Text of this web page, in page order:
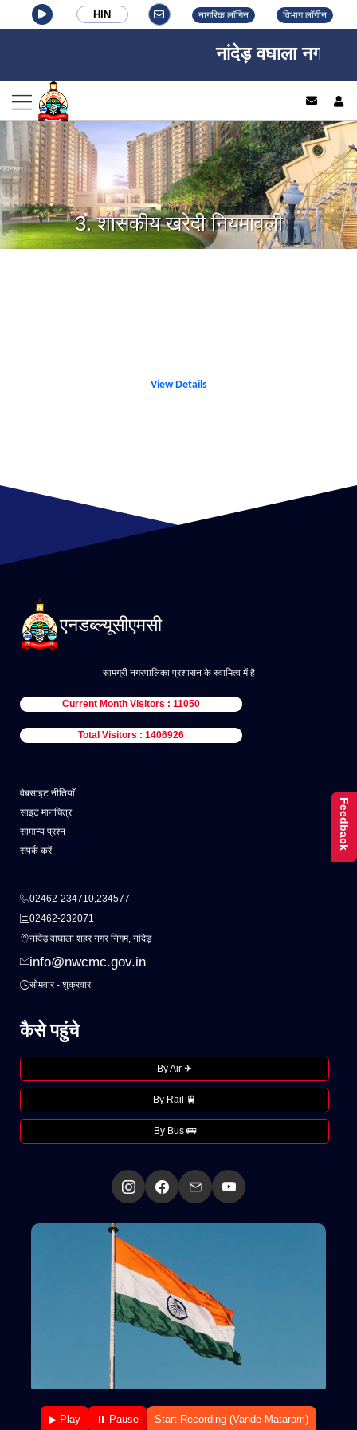
HIN नागरिक लॉगिन विभाग लॉगीन
नांदेड़ वघाला नगर
3. शासकीय खरेदी नियमावली
View Details
एनडब्ल्यूसीएमसी
सामग्री नगरपालिका प्रशासन के स्वामित्व में है
Current Month Visitors : 11050
Total Visitors : 1406926
वेबसाइट नीतियाँ
साइट मानचित्र
सामान्य प्रश्न
संपर्क करें
02462-234710,234577
02462-232071
नांदेड़ वाघाला शहर नगर निगम, नांदेड़
info@nwcmc.gov.in
सोमवार - शुक्रवार
कैसे पहुंचे
By Air ✈
By Rail 🚆
By Bus 🚌
▶ Play ⏸ Pause Start Recording (Vande Mataram)
Feedback